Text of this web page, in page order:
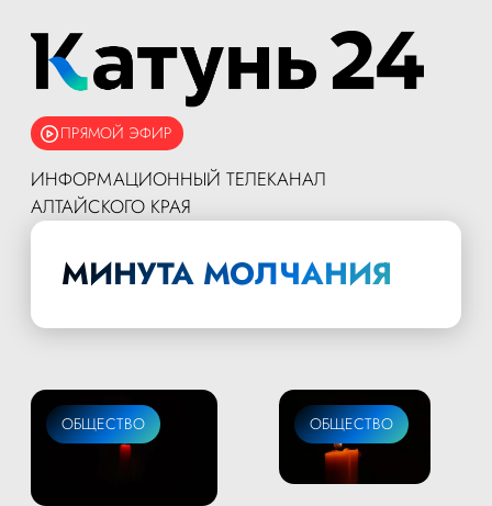
ПРЯМОЙ ЭФИР
ИНФОРМАЦИОННЫЙ ТЕЛЕКАНАЛ
АЛТАЙСКОГО КРАЯ
МИНУТА МОЛЧАНИЯ
ОБЩЕСТВО ОБЩЕСТВО